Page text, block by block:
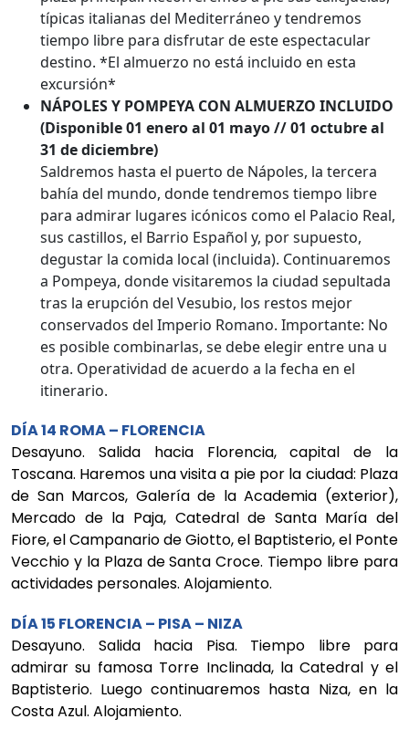
típicas italianas del Mediterráneo y tendremos
tiempo libre para disfrutar de este espectacular
destino. *El almuerzo no está incluido en esta
excursión*
NÁPOLES Y POMPEYA CON ALMUERZO INCLUIDO
(Disponible 01 enero al 01 mayo // 01 octubre al
31 de diciembre)
Saldremos hasta el puerto de Nápoles, la tercera
bahía del mundo, donde tendremos tiempo libre
para admirar lugares icónicos como el Palacio Real,
sus castillos, el Barrio Español y, por supuesto,
degustar la comida local (incluida). Continuaremos
a Pompeya, donde visitaremos la ciudad sepultada
tras la erupción del Vesubio, los restos mejor
conservados del Imperio Romano. Importante: No
es posible combinarlas, se debe elegir entre una u
otra. Operatividad de acuerdo a la fecha en el
itinerario.
DÍA 14 ROMA – FLORENCIA
Desayuno. Salida hacia Florencia, capital de la
Toscana. Haremos una visita a pie por la ciudad: Plaza
de San Marcos, Galería de la Academia (exterior),
Mercado de la Paja, Catedral de Santa María del
Fiore, el Campanario de Giotto, el Baptisterio, el Ponte
Vecchio y la Plaza de Santa Croce. Tiempo libre para
actividades personales. Alojamiento.
DÍA 15 FLORENCIA – PISA – NIZA
Desayuno. Salida hacia Pisa. Tiempo libre para
admirar su famosa Torre Inclinada, la Catedral y el
Baptisterio. Luego continuaremos hasta Niza, en la
Costa Azul. Alojamiento.